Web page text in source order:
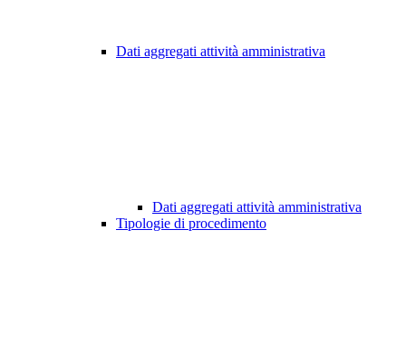
Dati aggregati attività amministrativa
Dati aggregati attività amministrativa
Tipologie di procedimento